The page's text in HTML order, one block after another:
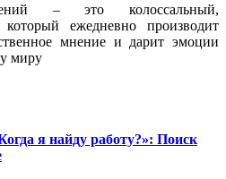
– это колоссальный,
ежедневно производит
мнение и дарит эмоции
миру
я найду работу?»: Поиск